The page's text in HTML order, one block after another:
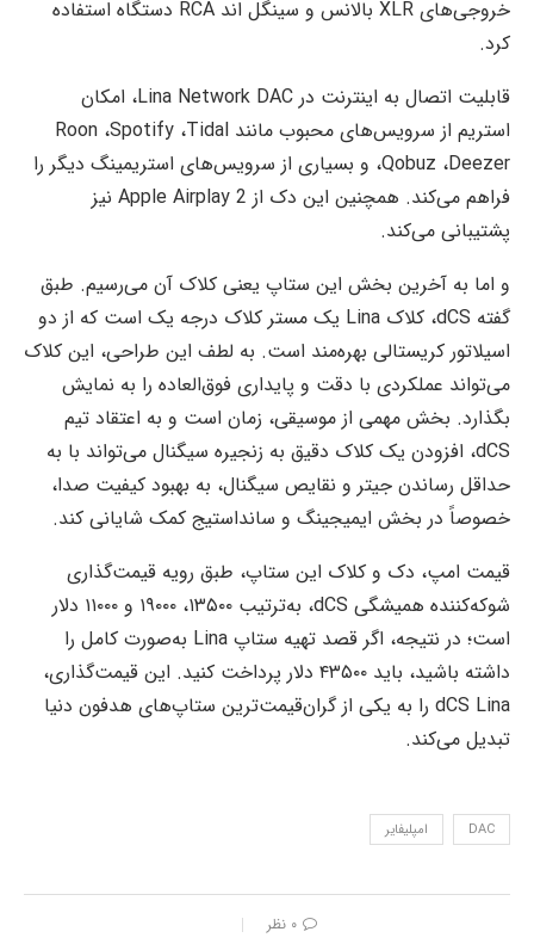
خروجی‌های XLR بالانس و سینگل اند RCA دستگاه استفاده
کرد.
قابلیت اتصال به اینترنت در Lina Network DAC، امکان
استریم از سرویس‌های محبوب مانند Roon ،Spotify ،Tidal
،Qobuz ،Deezer و بسیاری از سرویس‌های استریمینگ دیگر را
فراهم می‌کند. همچنین این دک از Apple Airplay 2 نیز
پشتیبانی می‌کند.
و اما به آخرین بخش این ستاپ یعنی کلاک آن می‌رسیم. طبق
گفته dCS، کلاک Lina یک مستر کلاک درجه یک است که از دو
اسیلاتور کریستالی بهره‌مند است. به لطف این طراحی، این کلاک
می‌تواند عملکردی با دقت و پایداری فوق‌العاده را به نمایش
بگذارد. بخش مهمی از موسیقی، زمان است و به اعتقاد تیم
dCS، افزودن یک کلاک دقیق به زنجیره سیگنال می‌تواند با به
حداقل رساندن جیتر و نقایص سیگنال، به بهبود کیفیت صدا،
خصوصاً در بخش ایمیجینگ و سانداستیج کمک شایانی کند.
قیمت امپ، دک و کلاک این ستاپ، طبق رویه قیمت‌گذاری
شوکه‌کننده همیشگی dCS، به‌ترتیب ۱۳۵۰۰، ۱۹۰۰۰ و ۱۱۰۰۰ دلار
است؛ در نتیجه، اگر قصد تهیه ستاپ Lina به‌صورت کامل را
داشته باشید، باید ۴۳۵۰۰ دلار پرداخت کنید. این قیمت‌گذاری،
dCS Lina را به یکی از گران‌قیمت‌ترین ستاپ‌های هدفون دنیا
تبدیل می‌کند.
DAC امپلیفایر
۰ نظر